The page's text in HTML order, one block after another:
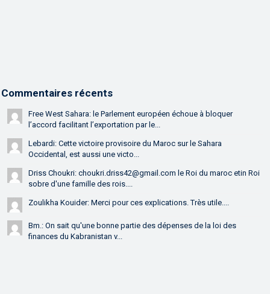
Commentaires récents
Free West Sahara: le Parlement européen échoue à bloquer
l’accord facilitant l’exportation par le...
Lebardi: Cette victoire provisoire du Maroc sur le Sahara
Occidental, est aussi une victo...
Driss Choukri: choukri.driss42@gmail.com le Roi du maroc etin Roi
sobre d'une famille des rois....
Zoulikha Kouider: Merci pour ces explications. Très utile....
Bm.: On sait qu'une bonne partie des dépenses de la loi des
finances du Kabranistan v...